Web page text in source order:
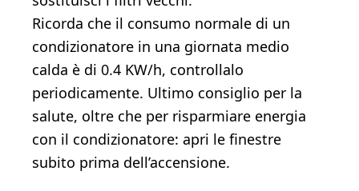
Ricorda che il consumo normale di un
condizionatore in una giornata medio
calda è di 0.4 KW/h, controllalo
periodicamente. Ultimo consiglio per la
salute, oltre che per risparmiare energia
con il condizionatore: apri le finestre
subito prima dell’accensione.